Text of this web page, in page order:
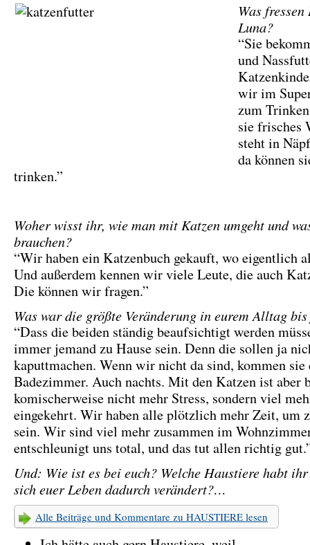
Was
Luna?
“Sie
und
wir im
zum
sie frisches
steht in
da können
trinken.”
Woher wisst ihr, wie man mit Katzen umgeht und
brauchen?
“Wir haben ein Katzenbuch gekauft, wo eigentlich
Und außerdem kennen wir viele Leute, die auch
Die können wir fragen.”
Was war die größte Veränderung in eurem Alltag
“Dass die beiden ständig beaufsichtigt werden
immer jemand zu Hause sein. Denn die sollen ja
kaputtmachen. Wenn wir nicht da sind, kommen sie
Badezimmer. Auch nachts. Mit den Katzen ist aber
komischerweise nicht mehr Stress, sondern viel
eingekehrt. Wir haben alle plötzlich mehr Zeit, um
sein. Wir sind viel mehr zusammen im
entschleunigt uns total, und das tut allen richtig
Und: Wie ist es bei euch? Welche Haustiere habt
sich euer Leben dadurch verändert?…
Alle Beiträge und Kommentare zu HAUSTIERE lesen